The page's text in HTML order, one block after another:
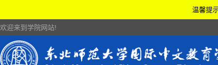
温馨提
欢迎来到学院网站!